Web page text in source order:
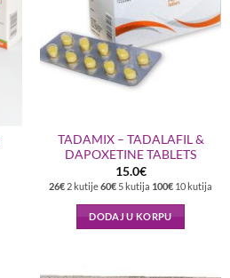
TADAMIX – TADALAFIL &
DAPOXETINE TABLETS
15.0€
26€ 2 kutije60€ 5 kutija 100€ 10 kutija
DODAJ U KORPU